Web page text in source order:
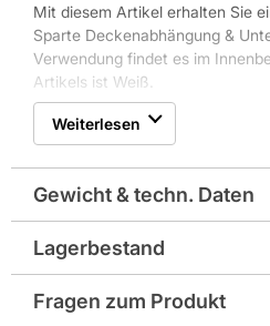
Mit diesem Artikel erhalten Sie
Sparte Deckenabhängung &
Verwendung findet es im
Artikels ist Weiß.
Weiterlesen
Gewicht & techn. Daten
Abmessungen in mm:
Breite in mm: 21
Lagerbestand
Fragen zum Produkt